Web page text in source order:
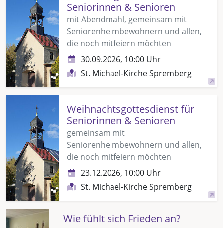
Seniorinnen & Senioren
mit Abendmahl, gemeinsam mit
Seniorenheimbewohnern und allen,
die noch mitfeiern möchten
30.09.2026, 10:00 Uhr
St. Michael-Kirche Spremberg
Weihnachtsgottesdienst für
Seniorinnen & Senioren
gemeinsam mit
Seniorenheimbewohnern und allen,
die noch mitfeiern möchten
23.12.2026, 10:00 Uhr
St. Michael-Kirche Spremberg
Wie fühlt sich Frieden an?